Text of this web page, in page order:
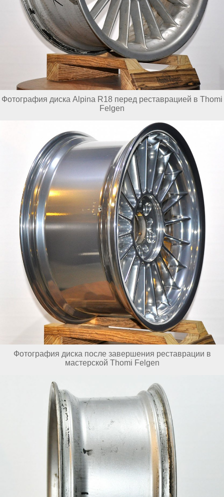
Фотография диска Alpina R18 перед реставрацией в Thomi
Felgen
Фотография диска после завершения реставрации в
мастерской Thomi Felgen